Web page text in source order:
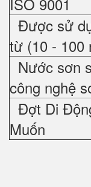
Được sử
từ (10 - 100
Nước sơn
công nghệ
Đợt Di
Muốn